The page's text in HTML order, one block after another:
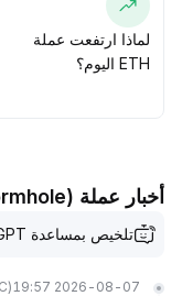
متابعة ديناميكية
النقدية
لماذا ارتفعت عملة
ETH اليوم؟
أخبار عملة Ethereum (Wormhole)
تلخيص بمساعدة TradeGPT
2026-08-07 19:57
(UTC)